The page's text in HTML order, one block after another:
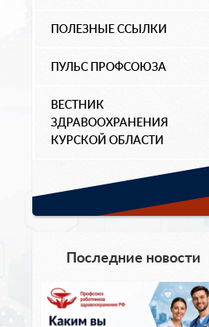
ПОЛЕЗНЫЕ ССЫЛКИ
ПУЛЬС ПРОФСОЮЗА
ВЕСТНИК
ЗДРАВООХРАНЕНИЯ
КУРСКОЙ ОБЛАСТИ
Последние новости